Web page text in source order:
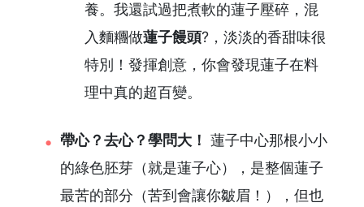
養。我還試過把煮軟的蓮子壓碎，混
入麵糰做蓮子饅頭?，淡淡的香甜味很
特別！發揮創意，你會發現蓮子在料
理中真的超百變。
帶心？去心？學問大！ 蓮子中心那根小小
的綠色胚芽（就是蓮子心），是整個蓮子
最苦的部分（苦到會讓你皺眉！），但也